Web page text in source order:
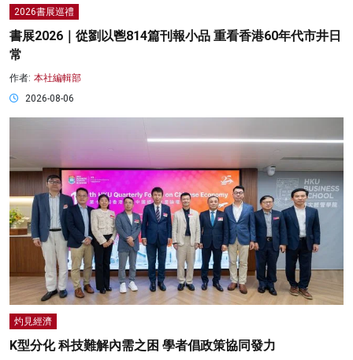
2026書展巡禮
書展2026｜從劉以鬯814篇刊報小品 重看香港60年代市井日
常
作者: 本社編輯部
2026-08-06
灼見經濟
K型分化 科技難解內需之困 學者倡政策協同發力